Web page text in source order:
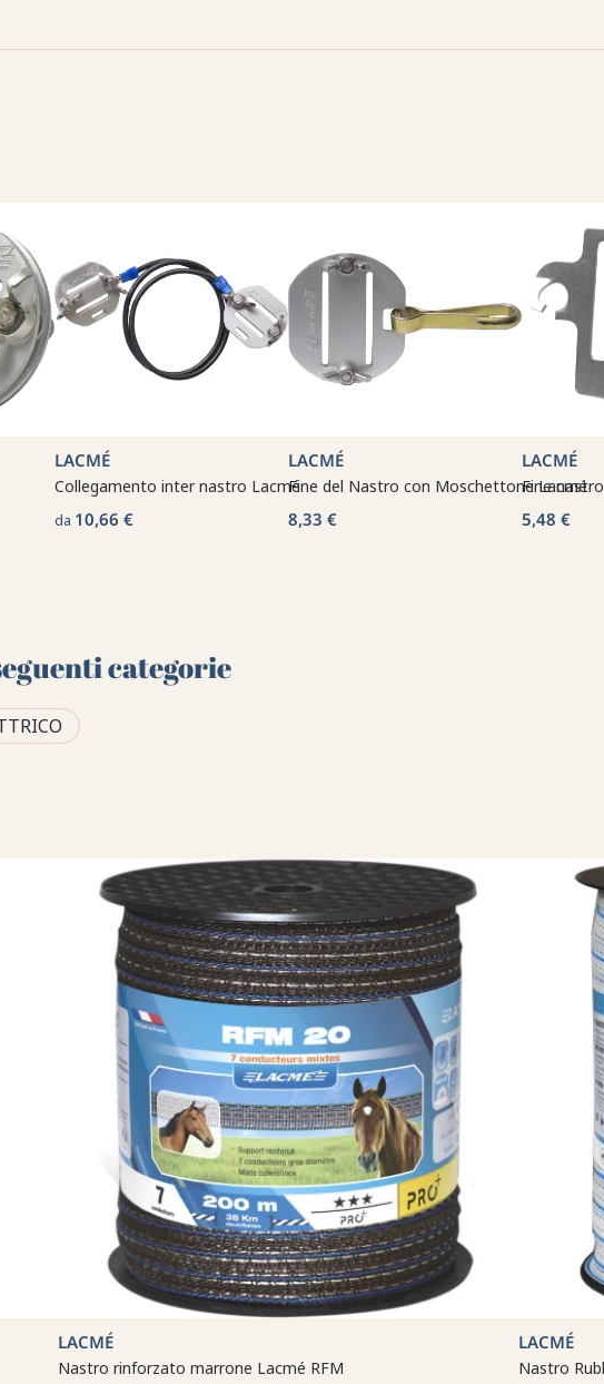
LACMÉ
Collegamento inter nastro Lacmé
da 10,66 €
LACMÉ
Fine del Nastro con Moschettone Lacmé
8,33 €
LACMÉ
Fine
5,48 €
categorie
LACMÉ
Nastro rinforzato marrone Lacmé RFM
LACMÉ
Nastro